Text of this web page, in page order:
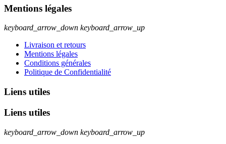
Mentions légales
keyboard_arrow_down keyboard_arrow_up
Livraison et retours
Mentions légales
Conditions générales
Politique de Confidentialité
Liens utiles
Liens utiles
keyboard_arrow_down keyboard_arrow_up